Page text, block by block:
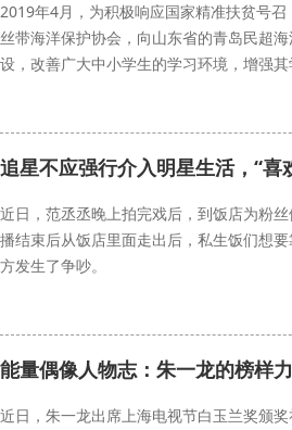
2019年4月，为积极响应国家精准扶贫号
丝带海洋保护协会，向山东省的青岛民超
设，改善广大中小学生的学习环境，增强其
追星不应强行介入明星生活，“喜
近日，范丞丞晚上拍完戏后，到饭店为粉
播结束后从饭店里面走出后，私生饭们想
方发生了争吵。
能量偶像人物志：朱一龙的榜样
近日，朱一龙出席上海电视节白玉兰奖颁